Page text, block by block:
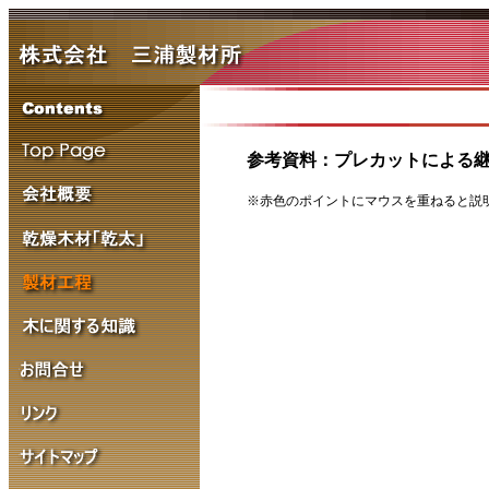
参考資料：プレカットによる
※赤色のポイントにマウスを重ねると説